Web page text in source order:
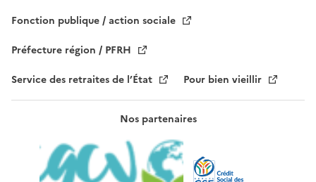
e
Fonction publique / action sociale
Préfecture région / PFRH
Service des retraites de l’État
Pour bien vieillir
Nos partenaires